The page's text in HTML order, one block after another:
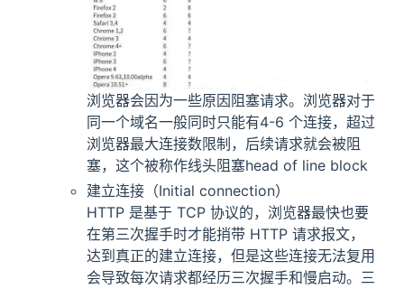
浏览器会因为一些原因阻塞请求。浏览器对于
同一个域名一般同时只能有4-6 个连接，超过
浏览器最大连接数限制，后续请求就会被阻
塞，这个被称作线头阻塞head of line block
建立连接（Initial connection）
HTTP 是基于 TCP 协议的，浏览器最快也要
在第三次握手时才能捎带 HTTP 请求报文，
达到真正的建立连接，但是这些连接无法复用
会导致每次请求都经历三次握手和慢启动。三